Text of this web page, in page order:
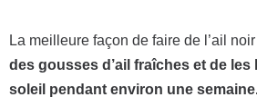
La meilleure façon de faire de l’ail
des gousses d’ail fraîches et de les
soleil pendant environ une